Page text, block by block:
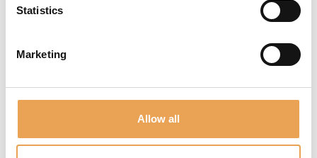
Statistics
Marketing
Allow all
supporto delle più recenti
aggiunti nuovi driver per una
Epson, Fujifilm, Mimaki, Mutoh,
swissQprint e altri ancora,
aiutando le aziende a integrare
senza problemi il nuovo